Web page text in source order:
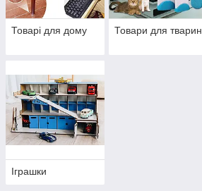
Товарі для дому Товари для тварин
Іграшки